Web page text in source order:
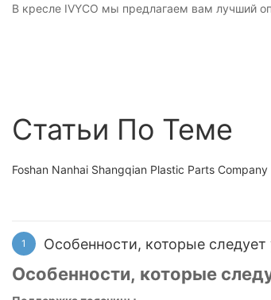
В кресле IVYCO мы предлагаем вам лучший
Статьи По Теме
Foshan Nanhai Shangqian Plastic Parts
1 Особенности, которые
Особенности, которые